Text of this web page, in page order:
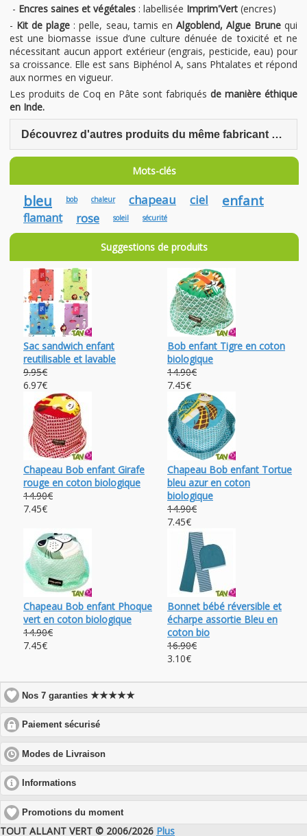
- Encres saines et végétales : labellisée Imprim'Vert (encres)
- Kit de plage : pelle, seau, tamis en Algoblend, Algue Brunequi
est une biomasse issue d’une culture dénuée de toxicité et ne
nécessitant aucun apport extérieur (engrais, pesticide, eau) pour
sa croissance. Elle est sans Biphénol A, sans Phtalates et répond
aux normes en vigueur.
Les produits de Coq en Pâte sont fabriqués de manière éthique
en Inde.
Découvrez d'autres produits du même fabricant Coq en Pâte
Mots-clés
bleu bob chaleur chapeau ciel enfant
flamant rose soleil sécurité
Suggestions de produits
Sac sandwich enfant
reutilisable et lavable
9.95€
6.97€
Bob enfant Tigre en coton
biologique
14.90€
7.45€
Chapeau Bob enfant Girafe
rouge en coton biologique
14.90€
7.45€
Chapeau Bob enfant Tortue
bleu azur en coton
biologique
14.90€
7.45€
Chapeau Bob enfant Phoque
vert en coton biologique
14.90€
7.45€
Bonnet bébé réversible et
écharpe assortie Bleu en
coton bio
16.90€
3.10€
Nos 7 garanties★★★★★
Paiement sécurisé
to
expand
contents
Modes de Livraison
to
Informations
to
expand
contents
Promotions du moment
TOUT ALLANT VERT © 2006/2026 Plus